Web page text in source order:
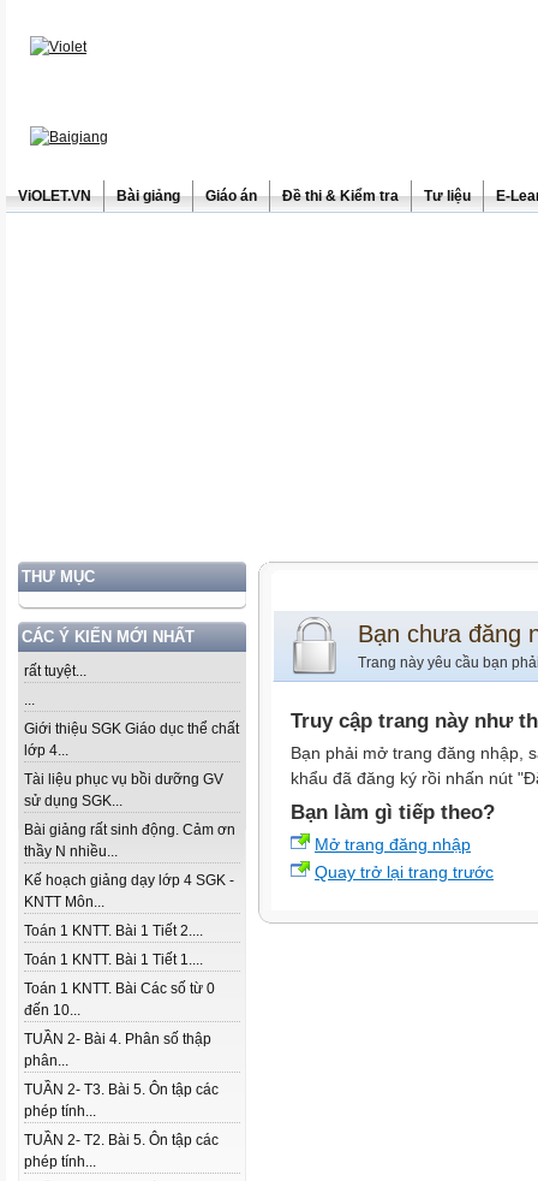
ViOLET.VN Bài giảng Giáo án Đề thi & Kiểm tra Tư liệu E-
THƯ MỤC
CÁC Ý KIẾN MỚI NHẤT
rất tuyệt...
...
Giới thiệu SGK Giáo dục thể chất
lớp 4...
Tài liệu phục vụ bồi dưỡng GV
sử dụng SGK...
Bài giảng rất sinh động. Cảm ơn
thầy N nhiều...
Kế hoạch giảng dạy lớp 4 SGK -
KNTT Môn...
Toán 1 KNTT. Bài 1 Tiết 2....
Toán 1 KNTT. Bài 1 Tiết 1....
Toán 1 KNTT. Bài Các số từ 0
đến 10...
TUẦN 2- Bài 4. Phân số thập
phân...
TUẦN 2- T3. Bài 5. Ôn tập các
phép tính...
TUẦN 2- T2. Bài 5. Ôn tập các
phép tính...
Bạn chưa đăng
Trang này yêu cầu bạn
Truy cập trang này như
Bạn phải mở trang đăng nhập,
khẩu đã đăng ký rồi nhấn nút
Bạn làm gì tiếp theo?
Mở trang đăng nhập
Quay trở lại trang trước